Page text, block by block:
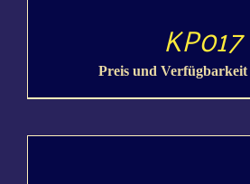
KP017
Preis und Verfügbarkeit